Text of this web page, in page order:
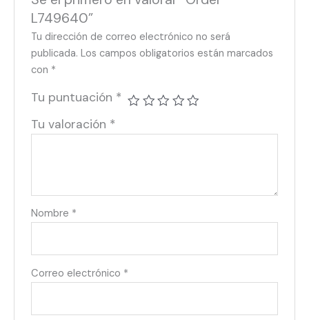
L749640”
Tu dirección de correo electrónico no será
publicada. Los campos obligatorios están marcados
con *
Tu puntuación *
Tu valoración *
Nombre *
Correo electrónico *